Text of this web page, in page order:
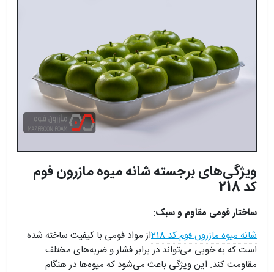
ویژگی‌های برجسته شانه میوه مازرون فوم
کد 218
ساختار فومی مقاوم و سبک:
شانه میوه مازرون فوم کد 218
از مواد فومی با کیفیت ساخته شده
است که به خوبی می‌تواند در برابر فشار و ضربه‌های مختلف
مقاومت کند. این ویژگی باعث می‌شود که میوه‌ها در هنگام